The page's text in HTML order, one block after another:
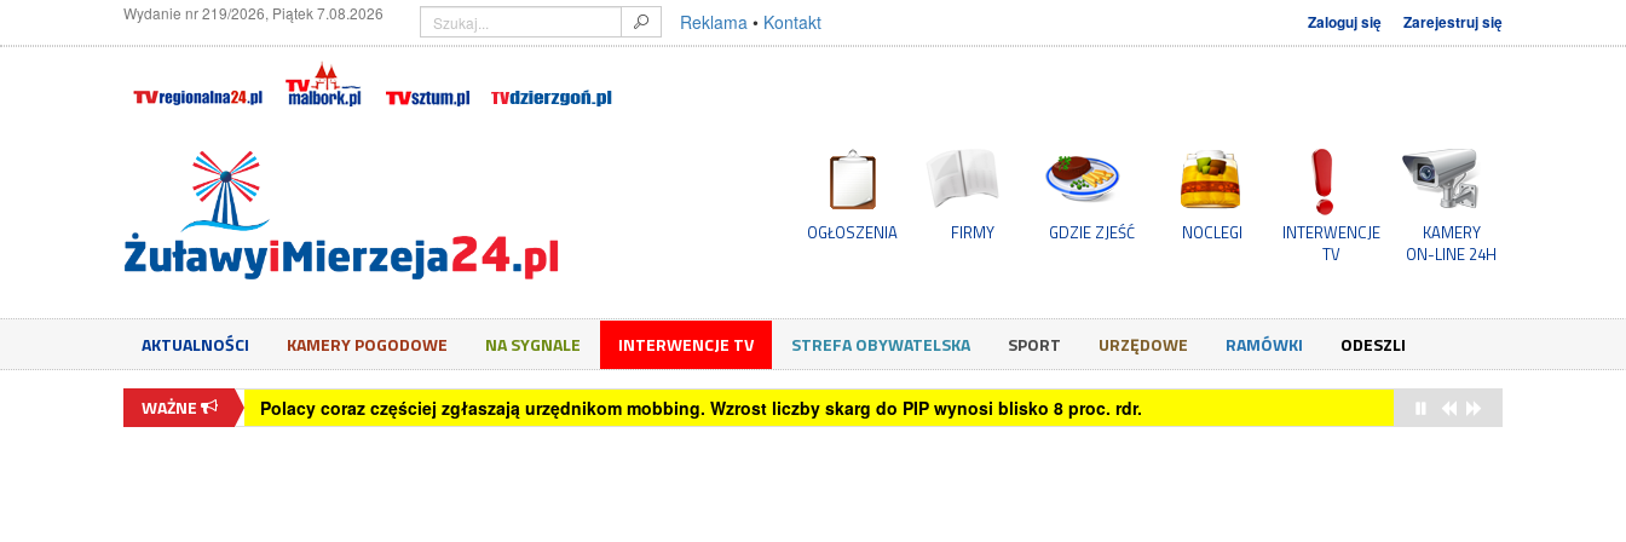
Wydanie nr 219/2026, Piątek 7.08.2026 Reklama • Kontakt Zaloguj się Zarejestruj się
OGŁOSZENIA FIRMY GDZIE ZJEŚĆ NOCLEGI
INTERWENCJE
TV
KAMERY
ON-LINE 24H
AKTUALNOŚCI KAMERY POGODOWE NA SYGNALE INTERWENCJE TV STREFA OBYWATELSKA SPORT URZĘDOWE RAMÓWKI ODESZLI
WAŻNE Polacy coraz częściej zgłaszają urzędnikom mobbing. Wzrost liczby skarg do PIP wynosi blisko 8 proc. rdr.